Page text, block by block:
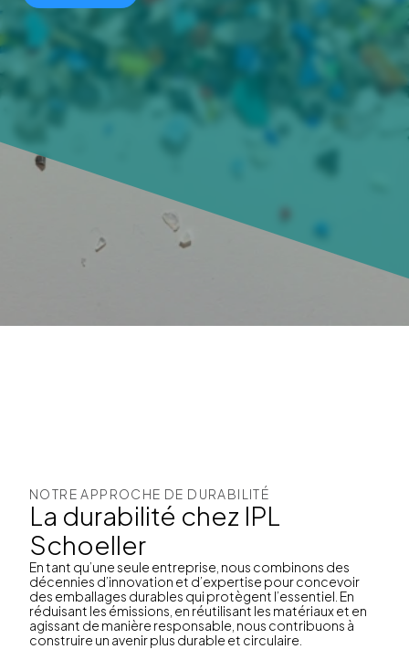
NOTRE APPROCHE DE DURABILITÉ
La durabilité chez IPL
Schoeller
En tant qu’une seule entreprise, nous combinons des
décennies d’innovation et d’expertise pour concevoir
des emballages durables qui protègent l’essentiel. En
réduisant les émissions, en réutilisant les matériaux et en
agissant de manière responsable, nous contribuons à
construire un avenir plus durable et circulaire.